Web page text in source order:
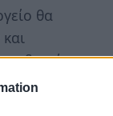
θα
κωδικού
στα